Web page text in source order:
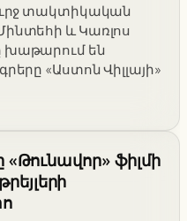
տակտիկական
և Կառլոս
խաթարում են
«Աստոն Վիլլայի»
«Թունավոր» ֆիլմի